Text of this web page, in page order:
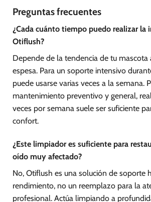
Preguntas frecuentes
¿Cada cuánto tiempo puedo realizar la
Otiflush?
Depende de la tendencia de tu mascota
espesa. Para un soporte intensivo
puede usarse varias veces a la semana.
mantenimiento preventivo y general,
veces por semana suele ser suficiente
confort.
¿Este limpiador es suficiente para
oído muy afectado?
No, Otiflush es una solución de soporte
rendimiento, no un reemplazo para la
profesional. Actúa limpiando a